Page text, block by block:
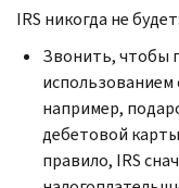
IRS никогда не будет:
Звонить, чтобы
использованием
например,
дебетовой
правило, IRS